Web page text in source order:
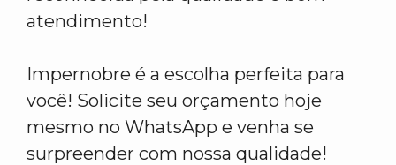
atendimento!
Impernobre é a escolha perfeita para
você! Solicite seu orçamento hoje
mesmo no WhatsApp e venha se
surpreender com nossa qualidade!